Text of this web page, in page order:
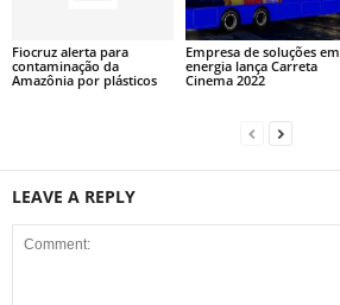
Fiocruz alerta para
contaminação da
Amazônia por plásticos
Empresa de soluções em
energia lança Carreta
Cinema 2022
LEAVE A REPLY